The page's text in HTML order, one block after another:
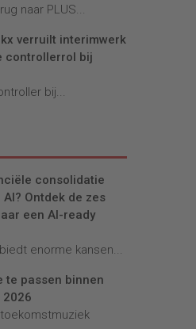
naar PLUS...
verruilt interimwerk
controllerrol bij
bij...
consolidatie
Ontdek de zes
een AI-ready
enorme kansen...
te passen binnen